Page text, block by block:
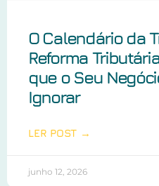
O Calendário da
Reforma
que o Seu
Ignorar
LER POST →
junho 12, 2026